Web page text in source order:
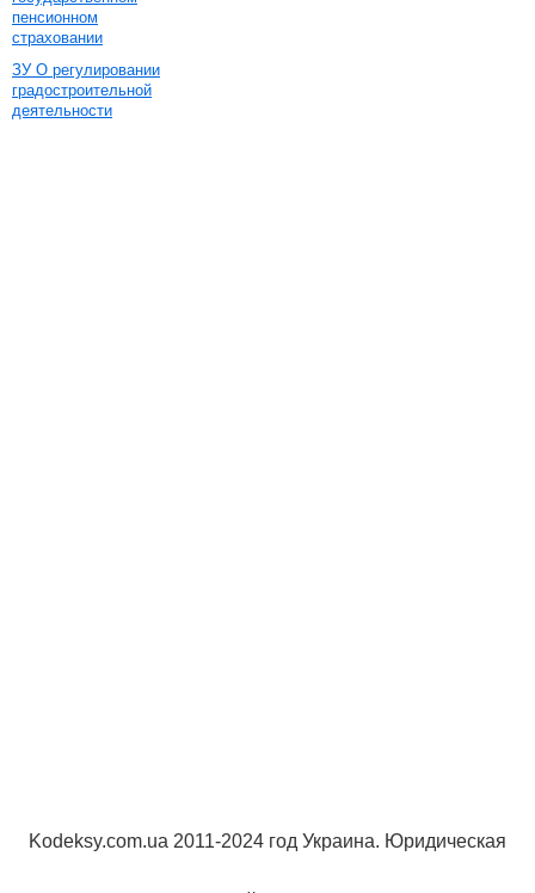
пенсионном
страховании
ЗУ О регулировании
градостроительной
деятельности
Kodeksy.com.ua 2011-2024 год Украина. Юридическая